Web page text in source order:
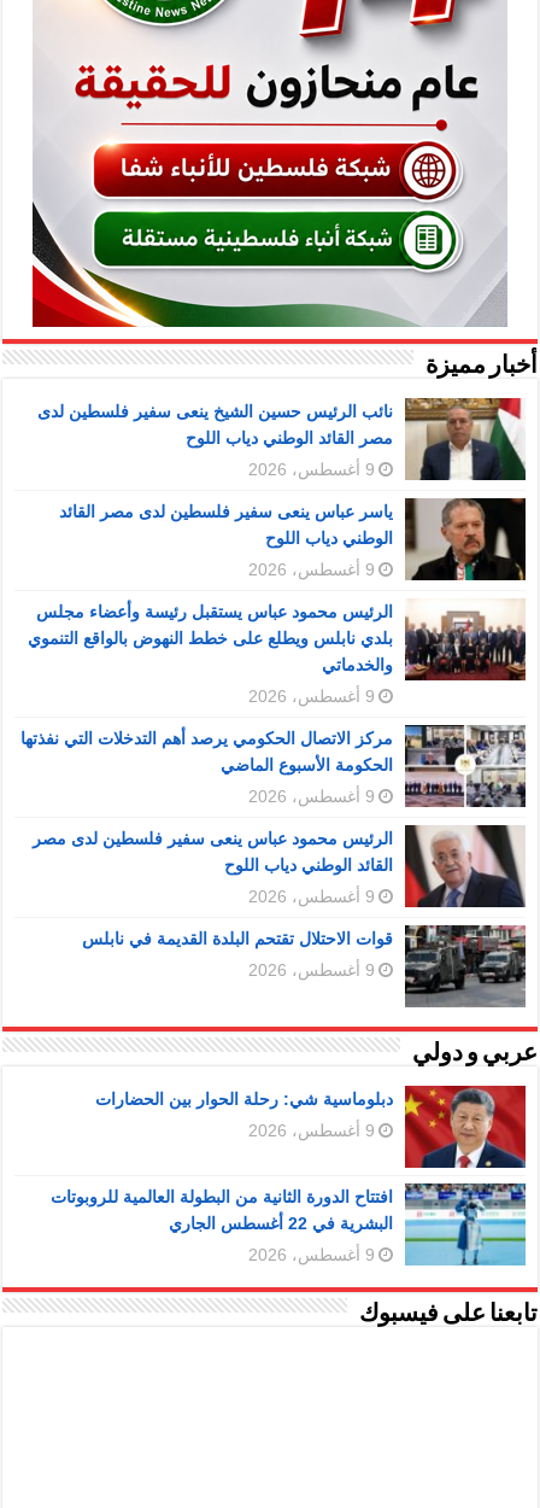
أخبار مميزة
نائب الرئيس حسين الشيخ ينعى سفير فلسطين لدى
مصر القائد الوطني دياب اللوح
9 أغسطس، 2026
ياسر عباس ينعى سفير فلسطين لدى مصر القائد
الوطني دياب اللوح
9 أغسطس، 2026
الرئيس محمود عباس يستقبل رئيسة وأعضاء مجلس
بلدي نابلس ويطلع على خطط النهوض بالواقع التنموي
والخدماتي
9 أغسطس، 2026
مركز الاتصال الحكومي يرصد أهم التدخلات التي نفذتها
الحكومة الأسبوع الماضي
9 أغسطس، 2026
الرئيس محمود عباس ينعى سفير فلسطين لدى مصر
القائد الوطني دياب اللوح
9 أغسطس، 2026
قوات الاحتلال تقتحم البلدة القديمة في نابلس
9 أغسطس، 2026
عربي و دولي
دبلوماسية شي: رحلة الحوار بين الحضارات
9 أغسطس، 2026
افتتاح الدورة الثانية من البطولة العالمية للروبوتات
البشرية في 22 أغسطس الجاري
9 أغسطس، 2026
تابعنا على فيسبوك